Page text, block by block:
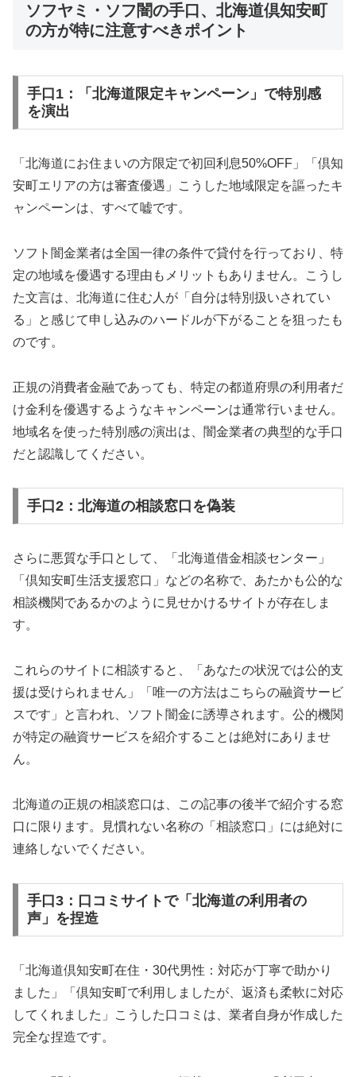
ソフヤミ・ソフ闇の手口、北海道倶知安町
の方が特に注意すべきポイント
手口1：「北海道限定キャンペーン」で特別感
を演出
「北海道にお住まいの方限定で初回利息50%OFF」「倶知
安町エリアの方は審査優遇」こうした地域限定を謳ったキ
ャンペーンは、すべて嘘です。
ソフト闇金業者は全国一律の条件で貸付を行っており、特
定の地域を優遇する理由もメリットもありません。こうし
た文言は、北海道に住む人が「自分は特別扱いされてい
る」と感じて申し込みのハードルが下がることを狙ったも
のです。
正規の消費者金融であっても、特定の都道府県の利用者だ
け金利を優遇するようなキャンペーンは通常行いません。
地域名を使った特別感の演出は、闇金業者の典型的な手口
だと認識してください。
手口2：北海道の相談窓口を偽装
さらに悪質な手口として、「北海道借金相談センター」
「倶知安町生活支援窓口」などの名称で、あたかも公的な
相談機関であるかのように見せかけるサイトが存在しま
す。
これらのサイトに相談すると、「あなたの状況では公的支
援は受けられません」「唯一の方法はこちらの融資サービ
スです」と言われ、ソフト闇金に誘導されます。公的機関
が特定の融資サービスを紹介することは絶対にありませ
ん。
北海道の正規の相談窓口は、この記事の後半で紹介する窓
口に限ります。見慣れない名称の「相談窓口」には絶対に
連絡しないでください。
手口3：口コミサイトで「北海道の利用者の
声」を捏造
「北海道倶知安町在住・30代男性：対応が丁寧で助かり
ました」「倶知安町で利用しましたが、返済も柔軟に対応
してくれました」こうした口コミは、業者自身が作成した
完全な捏造です。